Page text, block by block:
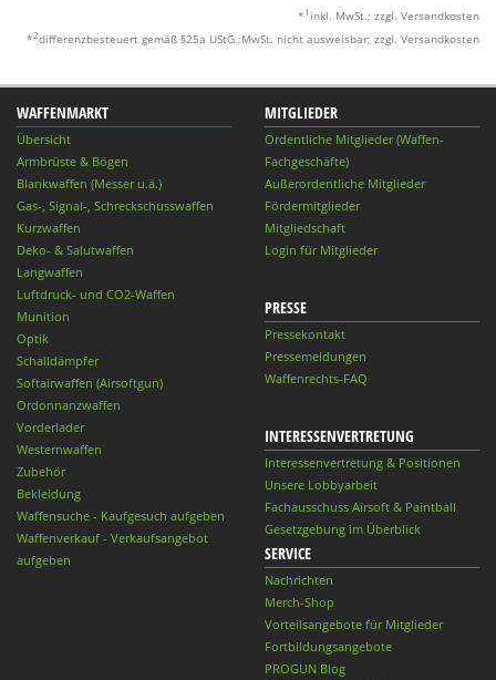
* 1 inkl. MwSt.; zzgl. Versandkosten
*2differenzbesteuert gemäß §25a UStG.;MwSt. nicht ausweisbar; zzgl. Versandkosten
WAFFENMARKT
Übersicht
Armbrüste & Bögen
Blankwaffen (Messer u.ä.)
Gas-, Signal-, Schreckschusswaffen
Kurzwaffen
Deko- & Salutwaffen
Langwaffen
Luftdruck- und CO2-Waffen
Munition
Optik
Schalldämpfer
Softairwaffen (Airsoftgun)
Ordonnanzwaffen
Vorderlader
Westernwaffen
Zubehör
Bekleidung
Waffensuche - Kaufgesuch aufgeben
Waffenverkauf - Verkaufsangebot
aufgeben
MITGLIEDER
Ordentliche Mitglieder (Waffen-
Fachgeschäfte)
Außerordentliche Mitglieder
Fördermitglieder
Mitgliedschaft
Login für Mitglieder
PRESSE
Pressekontakt
Pressemeldungen
Waffenrechts-FAQ
INTERESSENVERTRETUNG
Interessenvertretung & Positionen
Unsere Lobbyarbeit
Fachausschuss Airsoft & Paintball
Gesetzgebung im Überblick
SERVICE
Nachrichten
Merch-Shop
Vorteilsangebote für Mitglieder
Fortbildungsangebote
PROGUN Blog